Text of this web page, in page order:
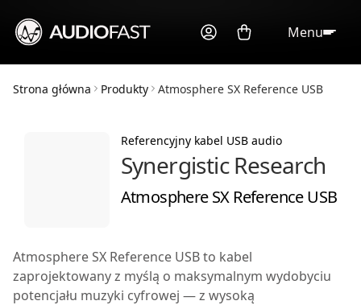
Menu
Strona główna Produkty Atmosphere SX Reference USB
Referencyjny kabel USB audio
Synergistic Research
Atmosphere SX Reference USB
Atmosphere SX Reference USB to kabel
zaprojektowany z myślą o maksymalnym wydobyciu
potencjału muzyki cyfrowej — z wysoką